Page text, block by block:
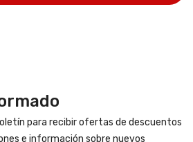
para recibir ofertas de descuentos
e información sobre nuevos